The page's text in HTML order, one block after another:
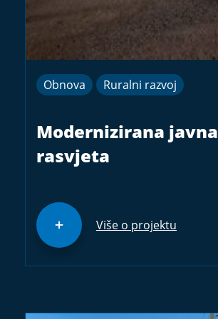
Obnova Ruralni razvoj
Modernizirana javna
rasvjeta
Više o projektu